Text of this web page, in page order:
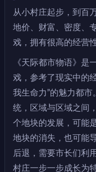
从小村庄起步，到百
地价、财富、密度、
戏，拥有很高的经营
《天际都市物语》是
戏，参考了现实中的
我生命力”的魅力都
统，区域与区域之间
个地块的发展，可能
地块的消失，也可能
后退，需要市长们利
村庄一步一步成长为